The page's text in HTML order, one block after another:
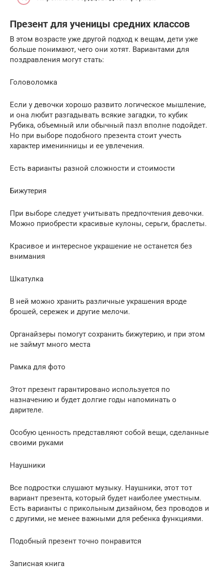
Презент для ученицы средних классов
В этом возрасте уже другой подход к вещам, дети уже
больше понимают, чего они хотят. Вариантами для
поздравления могут стать:
Головоломка
Если у девочки хорошо развито логическое мышление,
и она любит разгадывать всякие загадки, то кубик
Рубика, объемный или обычный пазл вполне подойдет.
Но при выборе подобного презента стоит учесть
характер именинницы и ее увлечения.
Есть варианты разной сложности и стоимости
Бижутерия
При выборе следует учитывать предпочтения девочки.
Можно приобрести красивые кулоны, серьги, браслеты.
Красивое и интересное украшение не останется без
внимания
Шкатулка
В ней можно хранить различные украшения вроде
брошей, сережек и другие мелочи.
Органайзеры помогут сохранить бижутерию, и при этом
не займут много места
Рамка для фото
Этот презент гарантировано используется по
назначению и будет долгие годы напоминать о
дарителе.
Особую ценность представляют собой вещи, сделанные
своими руками
Наушники
Все подростки слушают музыку. Наушники, этот тот
вариант презента, который будет наиболее уместным.
Есть варианты с прикольным дизайном, без проводов и
с другими, не менее важными для ребенка функциями.
Подобный презент точно понравится
Записная книга